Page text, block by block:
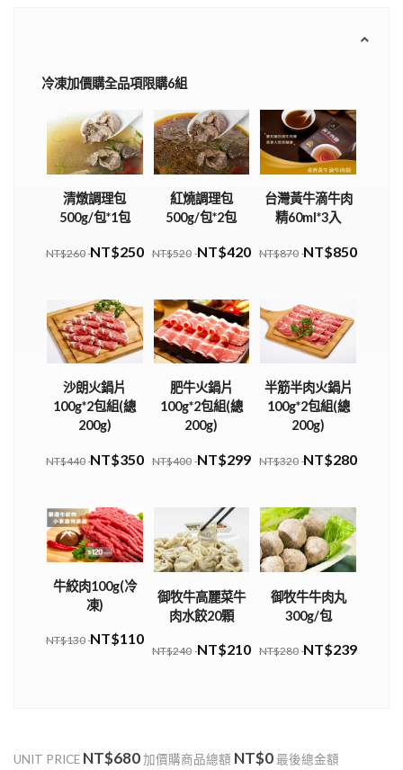
冷凍加價購全品項限購6組
清燉調理包
500g/包*1包
NT$260 NT$250
紅燒調理包
500g/包*2包
NT$520 NT$420
台灣黃牛滴牛肉
精60ml*3入
NT$870 NT$850
沙朗火鍋片
100g*2包組(總
200g)
NT$440 NT$350
肥牛火鍋片
100g*2包組(總
200g)
NT$400 NT$299
半筋半肉火鍋片
100g*2包組(總
200g)
NT$320 NT$280
牛絞肉100g(冷
凍)
NT$130 NT$110
御牧牛高麗菜牛
肉水餃20顆
NT$240 NT$210
御牧牛牛肉丸
300g/包
NT$280 NT$239
UNIT PRICE NT$680加價購商品總額 NT$0 最後總金額